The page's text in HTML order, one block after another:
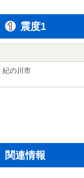
震度1
紀の川市
関連情報